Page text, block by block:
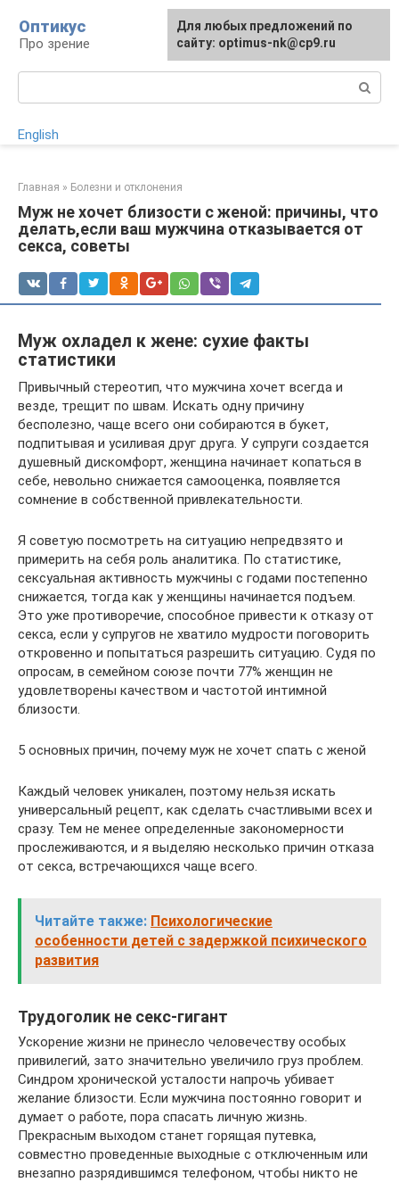
контенту
Оптикус
Про зрение
English
Главная » Болезни и отклонения
Муж не хочет близости с женой: причины, что
делать,если ваш мужчина отказывается от
секса, советы
Муж охладел к жене: сухие факты
статистики
Привычный стереотип, что мужчина хочет всегда и
везде, трещит по швам. Искать одну причину
бесполезно, чаще всего они собираются в букет,
подпитывая и усиливая друг друга. У супруги создается
душевный дискомфорт, женщина начинает копаться в
себе, невольно снижается самооценка, появляется
сомнение в собственной привлекательности.
Я советую посмотреть на ситуацию непредвзято и
примерить на себя роль аналитика. По статистике,
сексуальная активность мужчины с годами постепенно
снижается, тогда как у женщины начинается подъем.
Это уже противоречие, способное привести к отказу от
секса, если у супругов не хватило мудрости поговорить
откровенно и попытаться разрешить ситуацию. Судя по
опросам, в семейном союзе почти 77% женщин не
удовлетворены качеством и частотой интимной
близости.
5 основных причин, почему муж не хочет спать с женой
Каждый человек уникален, поэтому нельзя искать
универсальный рецепт, как сделать счастливыми всех и
сразу. Тем не менее определенные закономерности
прослеживаются, и я выделяю несколько причин отказа
от секса, встречающихся чаще всего.
Читайте также: Психологические
особенности детей с задержкой психического
развития
Трудоголик не секс-гигант
Ускорение жизни не принесло человечеству особых
привилегий, зато значительно увеличило груз проблем.
Синдром хронической усталости напрочь убивает
желание близости. Если мужчина постоянно говорит и
думает о работе, пора спасать личную жизнь.
Прекрасным выходом станет горящая путевка,
совместно проведенные выходные с отключенным или
внезапно разрядившимся телефоном, чтобы никто не
Для любых предложений по
сайту: optimus-nk@cp9.ru